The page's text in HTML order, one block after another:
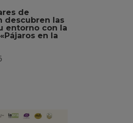
de
descubren las
entorno con la
en la